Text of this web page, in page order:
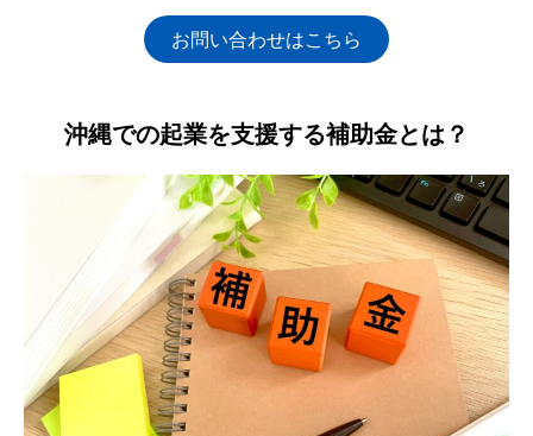
お問い合わせはこちら
沖縄での起業を支援する補助金とは？